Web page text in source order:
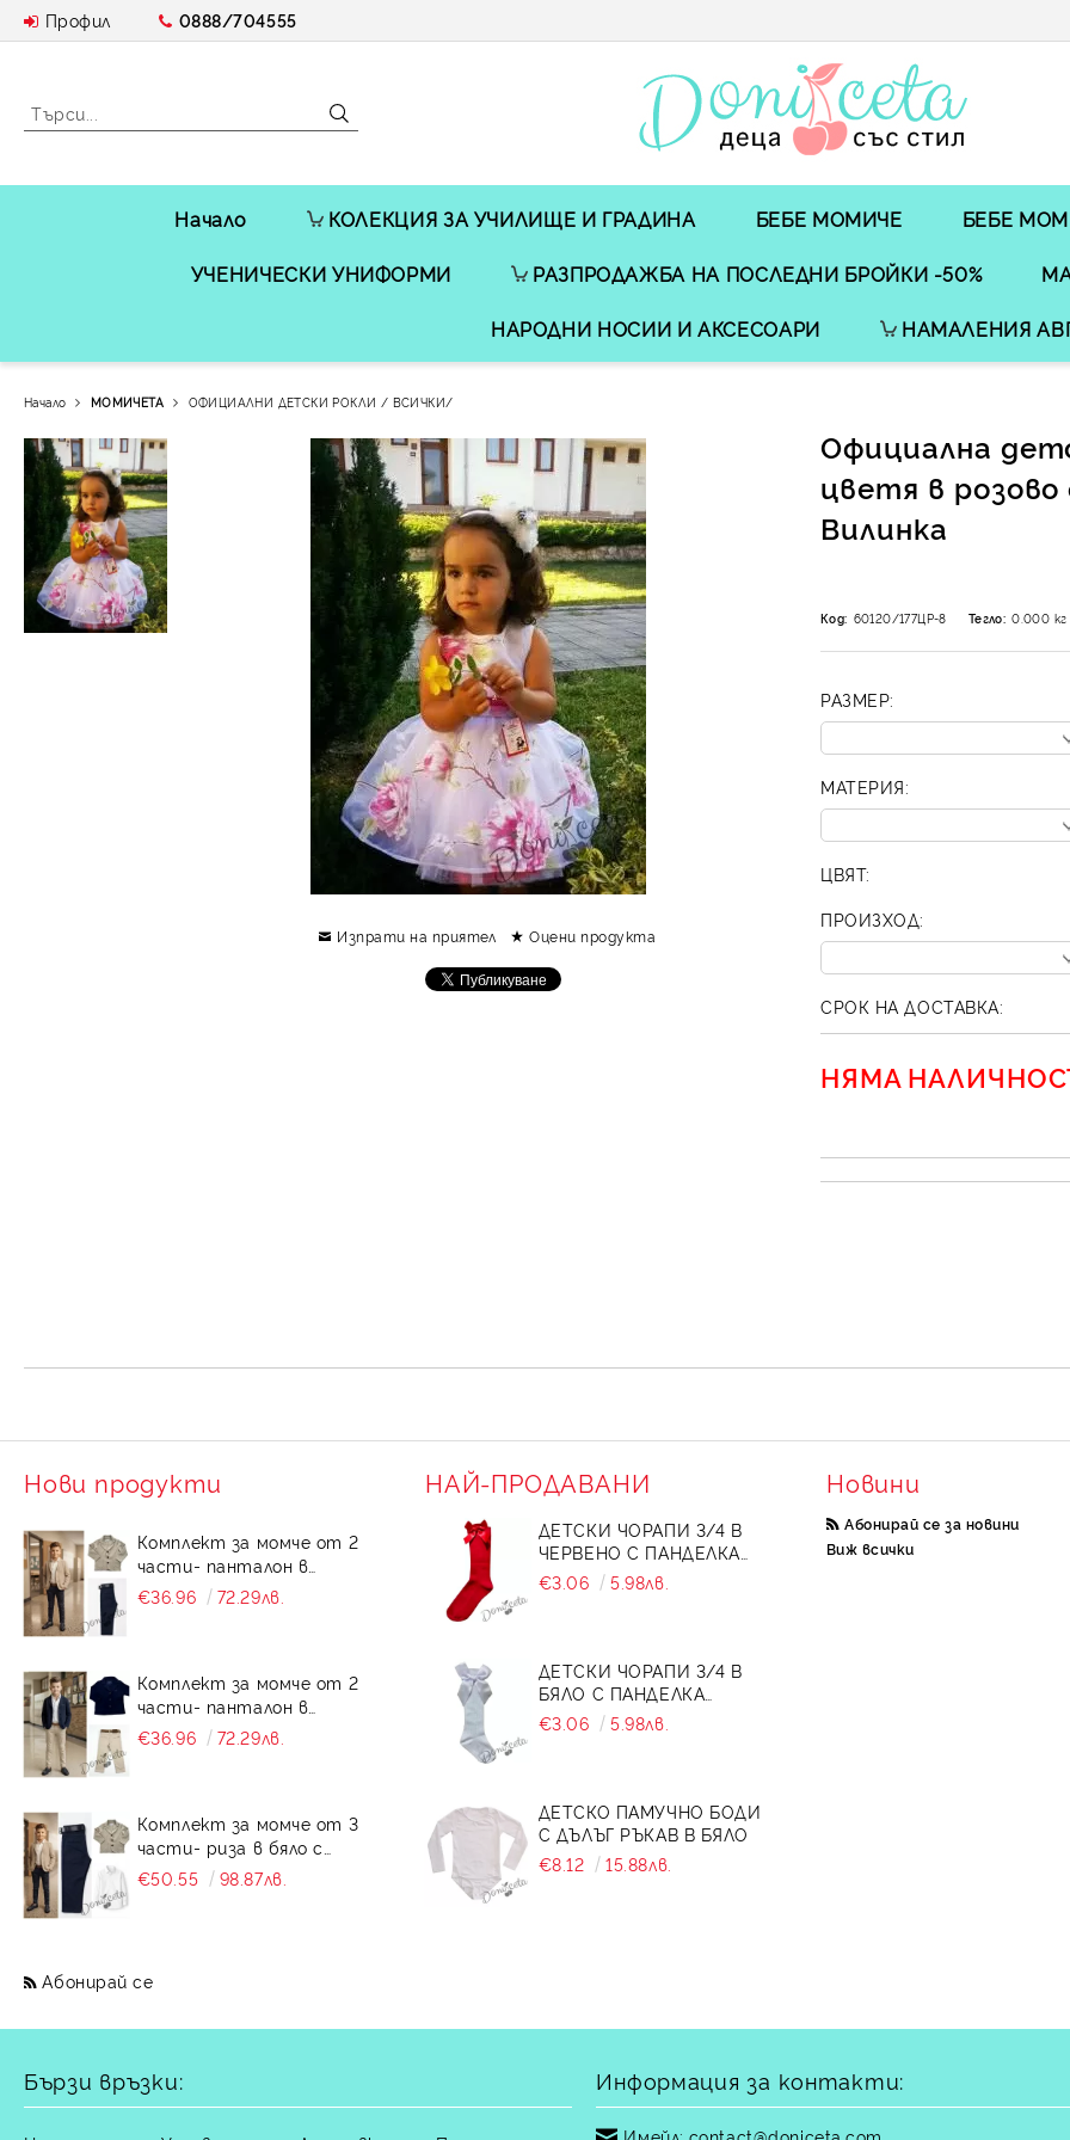
Профил 0888/704555
Начало КОЛЕКЦИЯ ЗА УЧИЛИЩЕ И ГРАДИНА БЕБЕ МОМИЧЕ БЕБЕ
УЧЕНИЧЕСКИ УНИФОРМИ РАЗПРОДАЖБА НА ПОСЛЕДНИ БРОЙКИ -50%
НАРОДНИ НОСИИ И АКСЕСОАРИ НАМАЛЕНИЯ
Начало МОМИЧЕТА ОФИЦИАЛНИ ДЕТСКИ РОКЛИ / ВСИЧКИ/
Официална
цветя в
Вилинка
Код: 60120/177ЦР-8 Тегло: 0.000 кг
РАЗМЕР:
МАТЕРИЯ:
ЦВЯТ:
ПРОИЗХОД:
СРОК НА ДОСТАВКА:
НЯМА
Изпрати на приятел Оцени продукта
Нови продукти
Комплект за момче от 2
части- панталон в
тъмносиньо и сако в
бежово Contrast
€36.96 72.29лв.
Комплект за момче от 2
части- панталон в
бежово и сако в
тъмносиньо Contrast
€36.96 72.29лв.
Комплект за момче от 3
части- риза в бяло с
дълъг ръкав, панталон в
тъмносиньо и сако в
€50.55 98.87лв.
Абонирай се
НАЙ-ПРОДАВАНИ
ДЕТСКИ ЧОРАПИ 3/4 В
ЧЕРВЕНО С ПАНДЕЛКА
734897
€3.06 5.98лв.
ДЕТСКИ ЧОРАПИ 3/4 В
БЯЛО С ПАНДЕЛКА
7465464 ОТ КОЛЕКЦИЯ
СНЕЖИНА
€3.06 5.98лв.
ДЕТСКО ПАМУЧНО БОДИ
С ДЪЛЪГ РЪКАВ В БЯЛО
€8.12
15.88лв.
Новини
Абонирай се за новини
Виж всички
Бързи връзки: Информация за контакти: